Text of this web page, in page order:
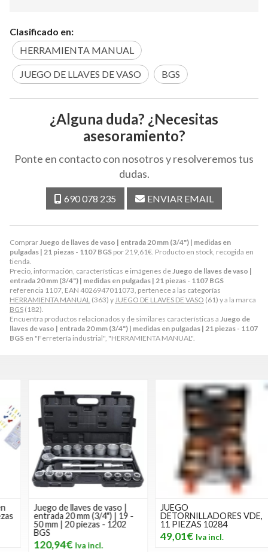
ComprarJuego de llaves de vaso | entrada 20 mm (3/4") | medidas en
pulgadas | 21 piezas - 1107 BGS por219,61€. Producto en stock, recogida en
tienda.
Precio, información, características e imágenes deJuego de llaves de vaso |
entrada 20 mm (3/4") | medidas en pulgadas | 21 piezas - 1107 BGS
referencia 1107, EAN 4026947011073, pertenece a las categorías
HERRAMIENTA MANUAL (363) yJUEGO DE LLAVES DE VASO (61) y a la marca
BGS (182).
Encuentra productos relacionados y de similares características a Juego de
llaves de vaso | entrada 20 mm (3/4") | medidas en pulgadas | 21 piezas - 1107
BGS en "Ferretería industrial", "HERRAMIENTA MANUAL".
Clasificado en:
HERRAMIENTA MANUAL
JUEGO DE LLAVES DE VASO BGS
¿Alguna duda? ¿Necesitas
asesoramiento?
Ponte en contacto con nosotros y resolveremos tus
dudas.
690 078 235 ENVIAR EMAIL
Juego de llaves de vaso |
entrada 20 mm (3/4") | 19 -
50 mm | 20 piezas - 1202
120,94€
JUEGO
DETORNILLADORES VDE,
11 PIEZAS 10284
49,01€